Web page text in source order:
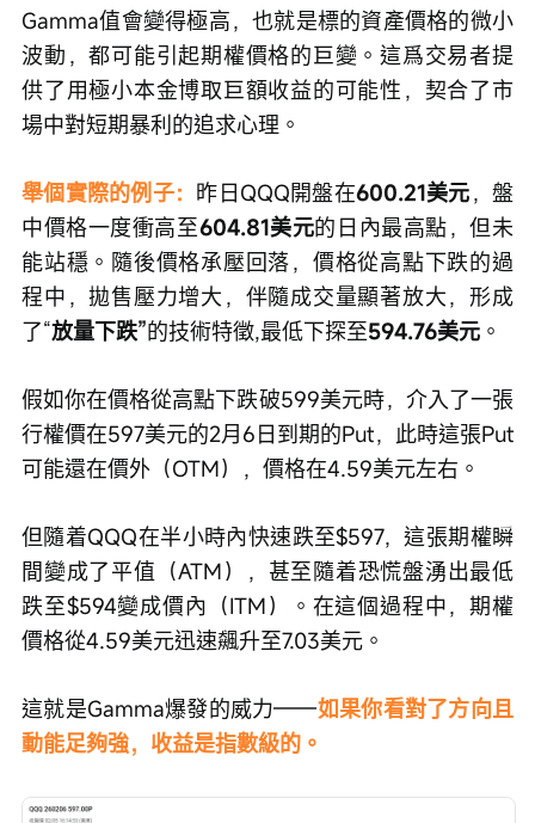
Gamma值會變得極高，也就是標的資產價格的微小
波動，都可能引起期權價格的巨變。這爲交易者提
供了用極小本金博取巨額收益的可能性，契合了市
場中對短期暴利的追求心理。
舉個實際的例子： 昨日QQQ開盤在600.21美元，盤
中價格一度衝高至604.81美元的日內最高點，但未
能站穩。隨後價格承壓回落，價格從高點下跌的過
程中，拋售壓力增大，伴隨成交量顯著放大，形成
了“放量下跌”的技術特徵,最低下探至594.76美元 。
假如你在價格從高點下跌破599美元時，介入了一張
行權價在597美元的2月6日到期的Put，此時這張Put
可能還在價外（OTM），價格在4.59美元左右。
但隨着QQQ在半小時內快速跌至$597，這張期權瞬
間變成了平值（ATM），甚至隨着恐慌盤湧出最低
跌至$594變成價內（ITM）。在這個過程中，期權
價格從4.59美元迅速飆升至7.03美元。
這就是Gamma爆發的威力——如果你看對了方向且
動能足夠強，收益是指數級的。